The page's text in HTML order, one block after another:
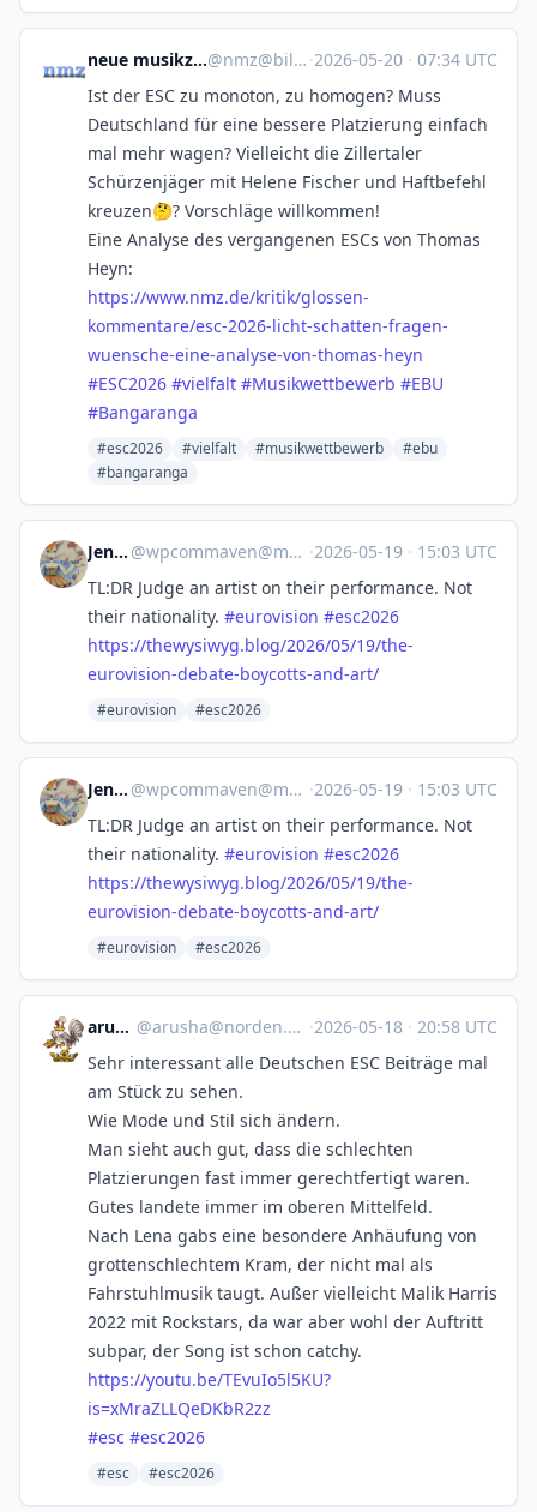
neue musikzeitung (nmz)@nmz@bildung.social ·2026-05-20 · 07:34 UTC
Ist der ESC zu monoton, zu homogen? Muss
Deutschland für eine bessere Platzierung einfach
mal mehr wagen? Vielleicht die Zillertaler
Schürzenjäger mit Helene Fischer und Haftbefehl
kreuzen🤔? Vorschläge willkommen!
Eine Analyse des vergangenen ESCs von Thomas
Heyn:
https://www.nmz.de/kritik/glossen-
kommentare/esc-2026-licht-schatten-fragen-
wuensche-eine-analyse-von-thomas-heyn
#ESC2026 #vielfalt #Musikwettbewerb #EBU
#Bangaranga
#esc2026 #vielfalt #musikwettbewerb
#ebu
#bangaranga
Jen T ☮ @wpcommaven@mastodon.social ·2026-05-19 · 15:03 UTC
TL:DR Judge an artist on their performance. Not
their nationality. #eurovision #esc2026
https://thewysiwyg.blog/2026/05/19/the-
eurovision-debate-boycotts-and-art/
#eurovision #esc2026
Jen T ☮ @wpcommaven@mastodon.social ·2026-05-19 · 15:03 UTC
TL:DR Judge an artist on their performance. Not
their nationality. #eurovision #esc2026
https://thewysiwyg.blog/2026/05/19/the-
eurovision-debate-boycotts-and-art/
#eurovision #esc2026
arusha @arusha@norden.social ·2026-05-18 · 20:58 UTC
Sehr interessant alle Deutschen ESC Beiträge mal
am Stück zu sehen.
Wie Mode und Stil sich ändern.
Man sieht auch gut, dass die schlechten
Platzierungen fast immer gerechtfertigt waren.
Gutes landete immer im oberen Mittelfeld.
Nach Lena gabs eine besondere Anhäufung von
grottenschlechtem Kram, der nicht mal als
Fahrstuhlmusik taugt. Außer vielleicht Malik Harris
2022 mit Rockstars, da war aber wohl der Auftritt
subpar, der Song ist schon catchy.
https://youtu.be/TEvuIo5l5KU?
is=xMraZLLQeDKbR2zz
#esc #esc2026
#esc #esc2026